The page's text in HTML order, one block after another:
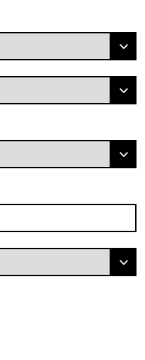
MINI dealer te vinden
Dealer